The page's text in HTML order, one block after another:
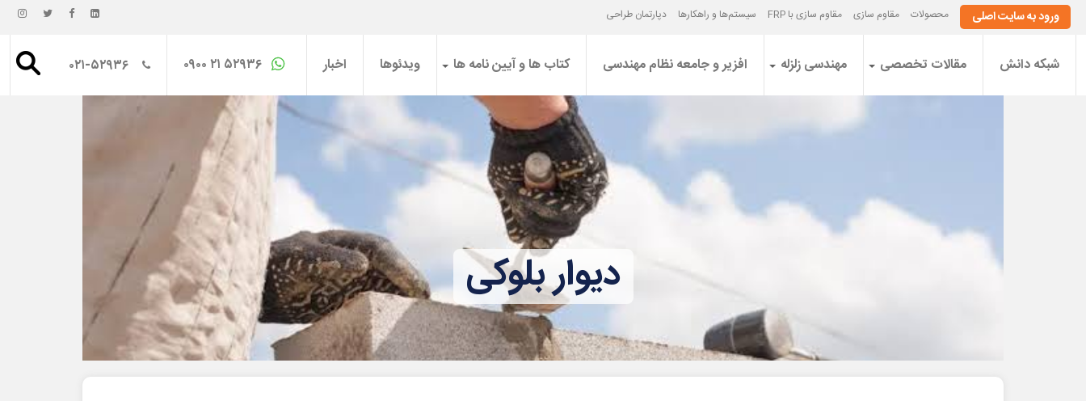
ورود به سایت اصلی محصولات مقاوم سازی مقاوم سازی با FRP سیستم‌ها و راهکارها دپارتمان طراحی
شبکه دانش مقالات تخصصی مهندسی زلزله افزیر و جامعه نظام مهندسی کتاب ها و آیین نامه ها ویدئوها اخبار ۰۹۰۰ ۲۱ ۵۲۹۳۶
دیوار بلوکی